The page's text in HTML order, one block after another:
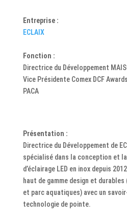
Entreprise :
ECLAIX
Fonction :
Directrice du Développement
Vice Présidente Comex DCF
PACA
Présentation :
Directrice du Développement de
spécialisé dans la conception et
d’éclairage LED en inox depuis
haut de gamme design et
et parc aquatiques) avec un
technologie de pointe.